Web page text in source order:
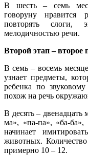
В шесть – семь
говоруну
повторять слоги,
мелодичностью речи.
Второй этап – второе
В семь – восемь
узнает предметы,
ребенка по
похож на речь
В десять – двенадцать
ма», «па-па», «ба-
начинает
животных.
примерно 10 – 12.